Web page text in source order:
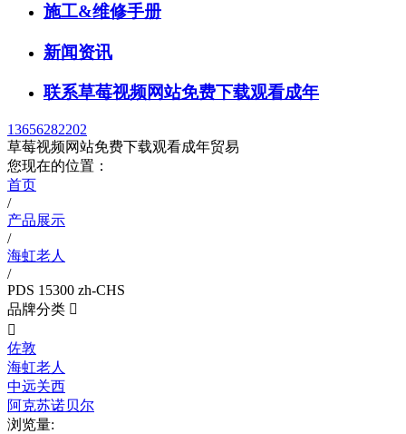
施工&维修手册
新闻资讯
联系草莓视频网站免费下载观看成年
13656282202
草莓视频网站免费下载观看成年贸易
您现在的位置：
首页
/
产品展示
/
海虹老人
/
PDS 15300 zh-CHS
品牌分类 

佐敦
海虹老人
中远关西
阿克苏诺贝尔
浏览量: